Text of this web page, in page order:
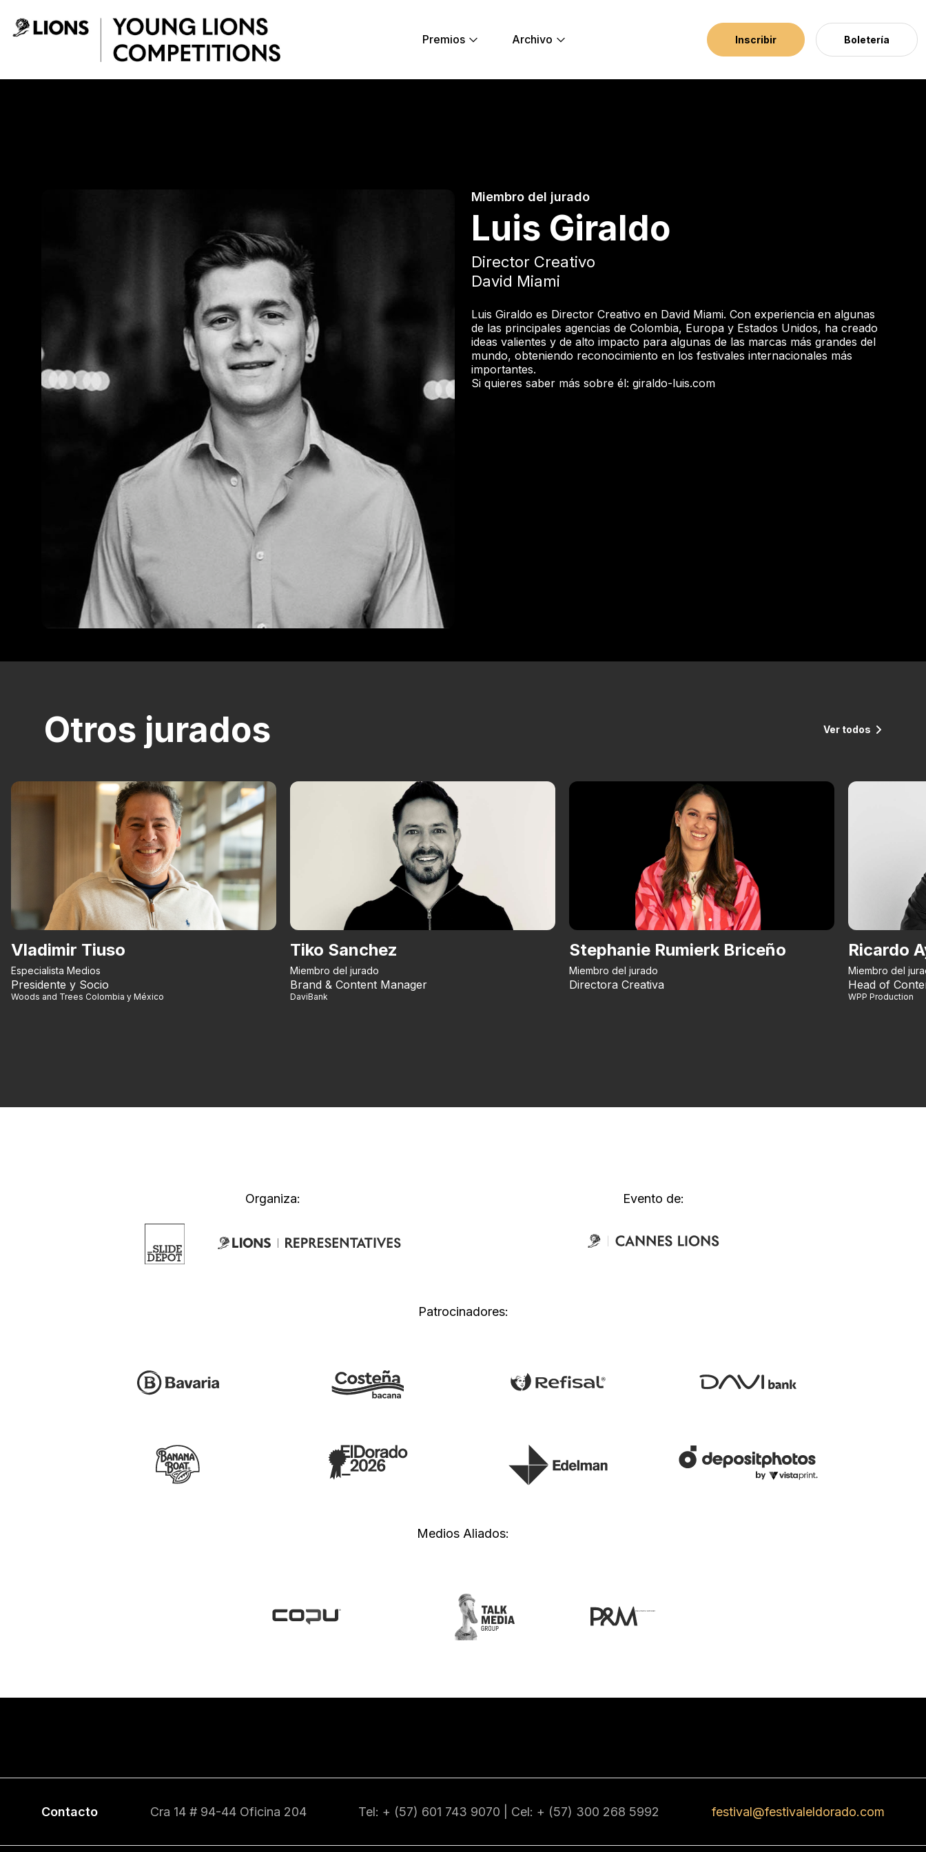
Premios
Archivo Inscribir Boletería
Miembro del jurado
Luis Giraldo
Director Creativo
David Miami
Luis Giraldo es Director Creativo en David Miami. Con experiencia en algunas
de las principales agencias de Colombia, Europa y Estados Unidos, ha creado
ideas valientes y de alto impacto para algunas de las marcas más grandes del
mundo, obteniendo reconocimiento en los festivales internacionales más
importantes.
Si quieres saber más sobre él: giraldo-luis.com
Otros jurados Ver todos
Vladimir Tiuso
Especialista Medios
Presidente y Socio
Woods and Trees Colombia y México
Tiko Sanchez
Miembro del jurado
Brand & Content Manager
DaviBank
Stephanie Rumierk Briceño
Miembro del jurado
Directora Creativa
Ricardo
Miembro del
Head of
WPP Production
Organiza: Evento de:
Patrocinadores:
Medios Aliados:
Contacto Cra 14 # 94-44 Oficina 204 Tel: + (57) 601 743 9070 | Cel: + (57) 300 268 5992 festival@festivaleldorado.com